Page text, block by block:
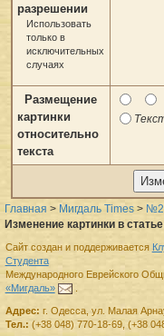
разрешении
Использовать
только в
исключительных
случаях
Размещение
картинки
относительно
текста
Главная > Мигдаль Times >
Изменение картинки в
Сайт создан и поддерживается
Студента
Международного Еврейского
«Мигдаль»
Адрес: г. Одесса, ул. Малая
Тел.: (+38 048) 770-18-69, (+38